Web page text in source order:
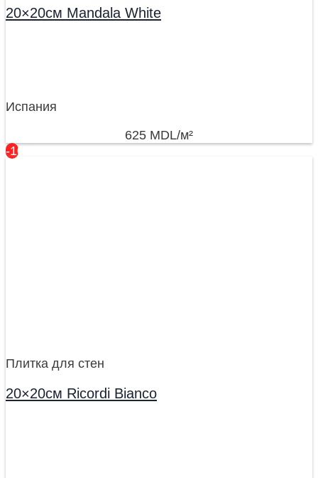
20×20см Mandala White
Испания
625 MDL/м²
-10%
Плитка для стен
20×20см Ricordi Bianco